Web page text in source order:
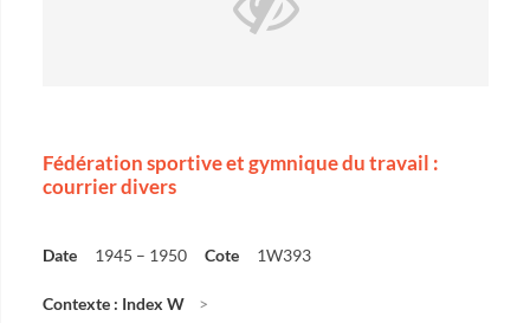
Fédération sportive et gymnique du travail :
courrier divers
Date 1945 – 1950 Cote 1W393
Contexte : Index W